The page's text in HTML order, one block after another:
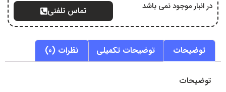
در انبار موجود نمی باشد تماس تلفنی
توضیحات توضیحات تکمیلی نظرات (0)
توضیحات